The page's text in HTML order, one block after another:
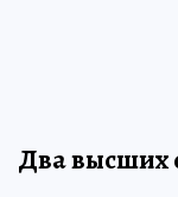
Два высших